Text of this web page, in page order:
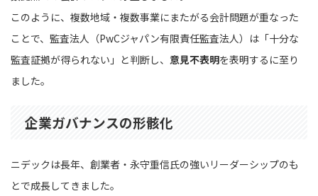
このように、複数地域・複数事業にまたがる会計問題が重なった
ことで、監査法人（PwCジャパン有限責任監査法人）は「十分な
監査証拠が得られない」と判断し、 意見不表明を表明するに至り
ました。
企業ガバナンスの形骸化
ニデックは長年、創業者・永守重信氏の強いリーダーシップのも
とで成長してきました。